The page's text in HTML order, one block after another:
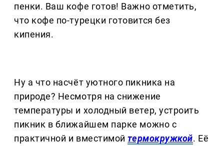
пенки. Ваш кофе готов! Важно отметить,
что кофе по-турецки готовится без
кипения.
Ну а что насчёт уютного пикника на
природе? Несмотря на снижение
температуры и холодный ветер, устроить
пикник в ближайшем парке можно с
практичной и вместимойтермокружкой. Её